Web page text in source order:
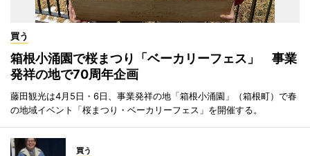
買う
箱根小涌園で桜まつり「ベーカリーフェス」 事業
発祥の地で70周年企画
藤田観光は4月5日・6日、事業発祥の地「箱根小涌園」（箱根町）で春
の地域イベント「桜まつり・ベーカリーフェス」を開催する。
買う